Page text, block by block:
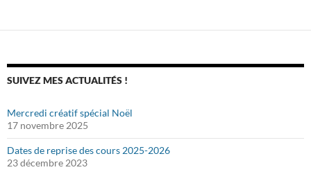
SUIVEZ MES ACTUALITÉS !
Mercredi créatif spécial Noël
17 novembre 2025
Dates de reprise des cours 2025-2026
23 décembre 2023